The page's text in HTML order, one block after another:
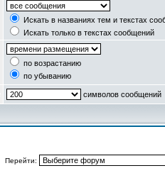
Искать в названиях тем и текстах
Искать только в текстах сообщений
по возрастанию
по убыванию
символов сообщений
Перейти: